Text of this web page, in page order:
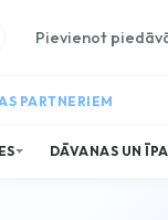
Pievienot
PARTNERIEM
DĀVANAS UN